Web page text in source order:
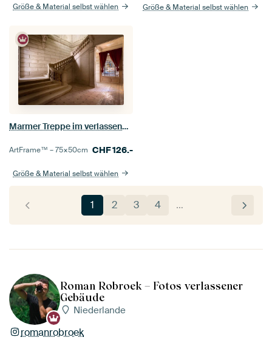
Größe & Material selbst wählen Größe & Material selbst wählen
Marmer Treppe im verlassenen Schloss.
ArtFrame™ –75×50cm CHF126.-
Größe & Material selbst wählen
1 2 3 4 …
Roman Robroek – Fotos verlassener
Gebäude
Niederlande
romanrobroek